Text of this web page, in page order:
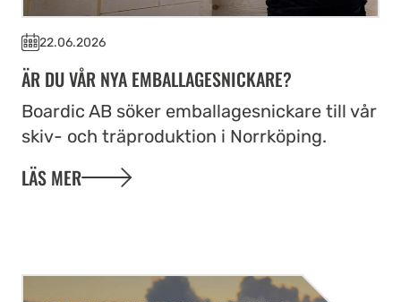
22.06.2026
ÄR DU VÅR NYA EMBALLAGESNICKARE?
Boardic AB söker emballagesnickare till vår
skiv- och träproduktion i Norrköping.
LÄS MER